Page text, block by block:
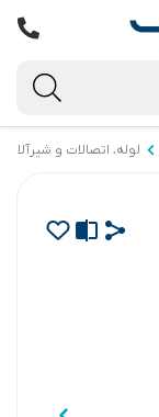
لوله، اتصالات و شیرآلات